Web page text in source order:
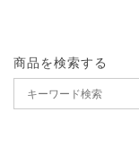
商品を検索する